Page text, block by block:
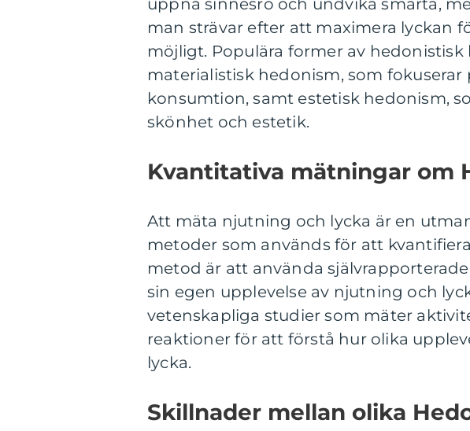
man strävar efter att maximera lyckan
möjligt. Populära former av hedonistisk
materialistisk hedonism, som
konsumtion, samt estetisk hedonism,
skönhet och estetik.
Kvantitativa mätningar om
Att mäta njutning och lycka är en
metoder som används för att
metod är att använda
sin egen upplevelse av njutning och
vetenskapliga studier som mäter
reaktioner för att förstå hur olika
lycka.
Skillnader mellan olika